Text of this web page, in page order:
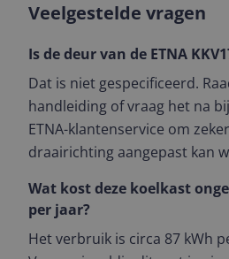
Veelgestelde vragen
Is de deur van de ETNA
Dat is niet gespecificeerd.
handleiding of vraag het na
ETNA-klantenservice om
draairichting aangepast kan
Wat kost deze koelkast
per jaar?
Het verbruik is circa 87 kWh